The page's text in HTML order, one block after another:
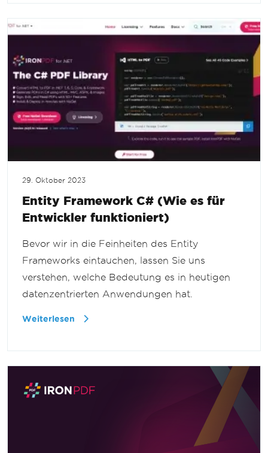
29. Oktober 2023
Entity Framework C# (Wie es für
Entwickler funktioniert)
Bevor wir in die Feinheiten des Entity
Frameworks eintauchen, lassen Sie uns
verstehen, welche Bedeutung es in heutigen
datenzentrierten Anwendungen hat.
Weiterlesen